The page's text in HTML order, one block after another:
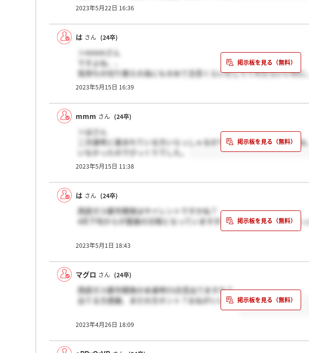
2023年5月22日 16:36
は さん (24卒)
＞mmmさん
ですよね、、
気持ちの切り替えの為にもせめて合否くらいだしてくれたらいいのに
お互いがんばりましょう！！
2023年5月15日 16:39
mmm さん (24卒)
＞はさん
二次選考に進まれている方いらっしゃるのでサイレントみたいですね
いなかったのでびっくりでした。
2023年5月15日 11:38
は さん (24卒)
西部ガス都市開発はサイレントですかね？
4月下旬からが面接の日程となっていますが、面接に進まれた方いらっ
2023年5月1日 18:43
マグロ さん (24卒)
西部ガス都市開発の本選考ES合否出てますか？
出てる方感謝、まだの方ホント？おねがいします
2023年4月26日 18:09